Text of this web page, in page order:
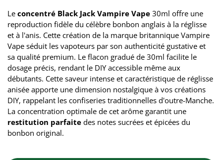
Le concentré Black Jack Vampire Vape 30ml offre une
reproduction fidèle du célèbre bonbon anglais à la réglisse
et à l'anis. Cette création de la marque britannique Vampire
Vape séduit les vapoteurs par son authenticité gustative et
sa qualité premium. Le flacon gradué de 30ml facilite le
dosage précis, rendant le DIY accessible même aux
débutants. Cette saveur intense et caractéristique de réglisse
anisée apporte une dimension nostalgique à vos créations
DIY, rappelant les confiseries traditionnelles d'outre-Manche.
La concentration optimale de cet arôme garantit une
restitution parfaite des notes sucrées et épicées du
bonbon original.